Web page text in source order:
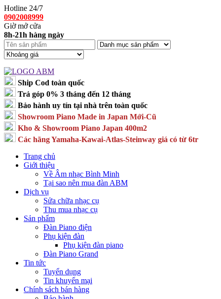
Hotline 24/7
0902008999
Giờ mở cửa
8h-21h hàng ngày
Ship Cod toàn quốc
Trả góp 0% 3 tháng đến 12 tháng
Bảo hành uy tín tại nhà trên toàn quốc
Showroom Piano Made in Japan Mới-Cũ
Kho & Showroom Piano Japan 400m2
Các hãng Yamaha-Kawai-Atlas-Steinway giá có từ 6tr
Trang chủ
Giới thiệu
Về Âm nhạc Bình Minh
Tại sao nên mua đàn ABM
Dịch vụ
Sửa chữa nhạc cụ
Thu mua nhạc cụ
Sản phẩm
Đàn Piano điện
Phụ kiện đàn
Phụ kiện đàn piano
Đàn Piano Grand
Tin tức
Tuyển dụng
Tin khuyến mại
Chính sách bán hàng